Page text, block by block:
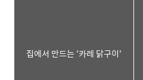
집에서 만드는 '카레 닭구이'